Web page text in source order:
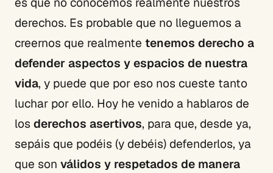
derechos. Es probable que no lleguemos a
creernos que realmente tenemos derecho a
defender aspectos y espacios de nuestra
vida, y puede que por eso nos cueste tanto
luchar por ello. Hoy he venido a hablaros de
los derechos asertivos, para que, desde ya,
sepáis que podéis (y debéis) defenderlos, ya
que son válidos y respetados de manera